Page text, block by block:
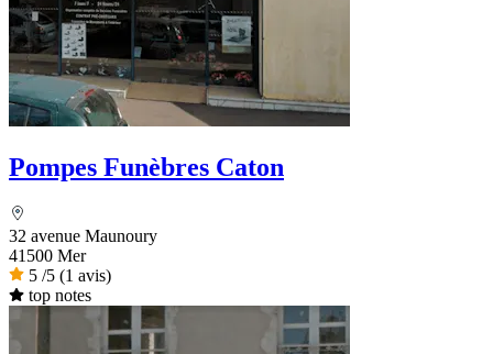
Pompes Funèbres Caton
32 avenue Maunoury
41500 Mer
5 /5 (1 avis)
top notes